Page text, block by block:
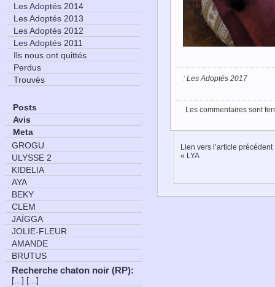
: Les Adoptés 2017
Les commentaires sont
Lien vers l’article précédent
« LYA
Les Adoptés 2014
Les Adoptés 2013
Les Adoptés 2012
Les Adoptés 2011
Ils nous ont quittés
Perdus
Trouvés
Posts
Avis
Meta
GROGU
ULYSSE 2
KIDELIA
AYA
BEKY
CLEM
JAÏGGA
JOLIE-FLEUR
AMANDE
BRUTUS
Recherche chaton noir (RP):
[...] [...]